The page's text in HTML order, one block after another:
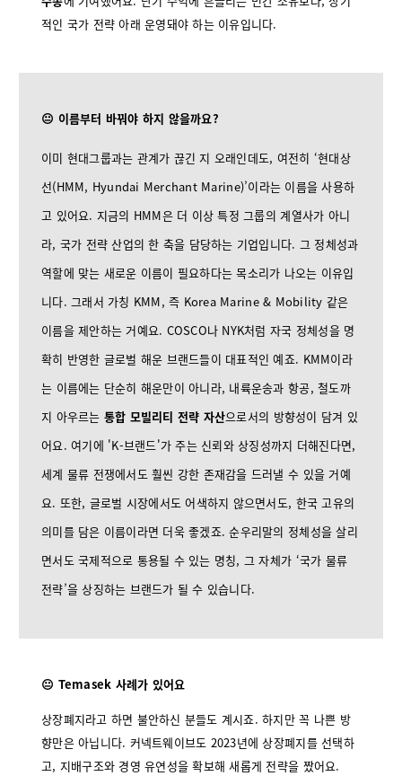
적인 국가 전략 아래 운영돼야 하는 이유입니다.
😐 이름부터 바꿔야 하지 않을까요?
이미 현대그룹과는 관계가 끊긴 지 오래인데도, 여전히 ‘현대상
선(HMM, Hyundai Merchant Marine)’이라는 이름을 사용하
고 있어요. 지금의 HMM은 더 이상 특정 그룹의 계열사가 아니
라, 국가 전략 산업의 한 축을 담당하는 기업입니다. 그 정체성과
역할에 맞는 새로운 이름이 필요하다는 목소리가 나오는 이유입
니다. 그래서 가칭 KMM, 즉 Korea Marine & Mobility 같은
이름을 제안하는 거예요. COSCO나 NYK처럼 자국 정체성을 명
확히 반영한 글로벌 해운 브랜드들이 대표적인 예죠. KMM이라
는 이름에는 단순히 해운만이 아니라, 내륙운송과 항공, 철도까
지 아우르는 통합 모빌리티 전략 자산으로서의 방향성이 담겨 있
어요. 여기에 'K-브랜드'가 주는 신뢰와 상징성까지 더해진다면,
세계 물류 전쟁에서도 훨씬 강한 존재감을 드러낼 수 있을 거예
요. 또한, 글로벌 시장에서도 어색하지 않으면서도, 한국 고유의
의미를 담은 이름이라면 더욱 좋겠죠. 순우리말의 정체성을 살리
면서도 국제적으로 통용될 수 있는 명칭, 그 자체가 ‘국가 물류
전략’을 상징하는 브랜드가 될 수 있습니다.
😐 Temasek 사례가 있어요
상장폐지라고 하면 불안하신 분들도 계시죠. 하지만 꼭 나쁜 방
향만은 아닙니다. 커넥트웨이브도 2023년에 상장폐지를 선택하
고, 지배구조와 경영 유연성을 확보해 새롭게 전략을 짰어요.